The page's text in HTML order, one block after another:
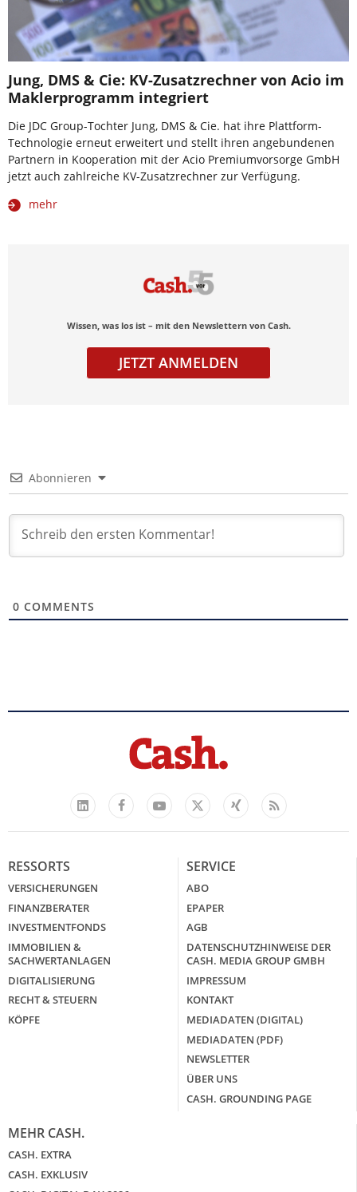
Jung, DMS & Cie: KV-Zusatzrechner von Acio im
Maklerprogramm integriert
Die JDC Group-Tochter Jung, DMS & Cie. hat ihre Plattform-
Technologie erneut erweitert und stellt ihren angebundenen
Partnern in Kooperation mit der Acio Premiumvorsorge GmbH
jetzt auch zahlreiche KV-Zusatzrechner zur Verfügung.
mehr
Wissen, was los ist – mit den Newslettern von Cash.
JETZT ANMELDEN
Abonnieren
0 COMMENTS
LinkedIn
FacebookYouTube
X
Xing Feed
RESSORTS
VERSICHERUNGEN
FINANZBERATER
INVESTMENTFONDS
IMMOBILIEN &
SACHWERTANLAGEN
DIGITALISIERUNG
RECHT & STEUERN
KÖPFE
SERVICE
ABO
EPAPER
AGB
DATENSCHUTZHINWEISE DER
CASH. MEDIA GROUP GMBH
IMPRESSUM
KONTAKT
MEDIADATEN (DIGITAL)
MEDIADATEN (PDF)
NEWSLETTER
ÜBER UNS
CASH. GROUNDING PAGE
MEHR CASH.
CASH. EXTRA
CASH. EXKLUSIV